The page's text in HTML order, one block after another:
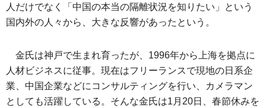
人だけでなく「中国の本当の隔離状況を知りたい」という
国内外の人々から、大きな反響があったという。
金氏は神戸で生まれ育ったが、1996年から上海を拠点に
人材ビジネスに従事。現在はフリーランスで現地の日系企
業、中国企業などにコンサルティングを行い、カメラマン
としても活躍している。そんな金氏は1月20日、春節休みを